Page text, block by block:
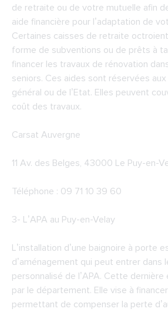
de retraite ou de votre mutuelle afin
aide financière pour l’adaptation de
Certaines caisses de retraite
forme de subventions ou de prêts à
financer les travaux de rénovation
seniors. Ces aides sont réservées
général ou de l’Etat. Elles peuvent
coût des travaux.
Carsat Auvergne
11 Av. des Belges, 43000 Le Puy-en-
Téléphone : 09 71 10 39 60
3- L’APA au Puy-en-Velay
L’installation d’une baignoire à porte
d’aménagement qui peut entrer dans
personnalisé de l’APA. Cette
par le département. Elle vise à
permettant de compenser la perte